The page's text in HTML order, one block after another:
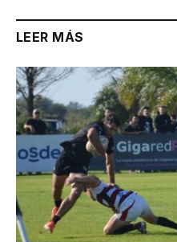
LEER MÁS